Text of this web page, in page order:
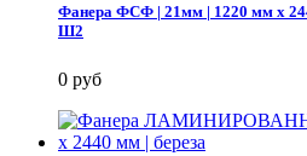
Фанера ФСФ | 21мм | 1220 мм х
Ш2
0 руб